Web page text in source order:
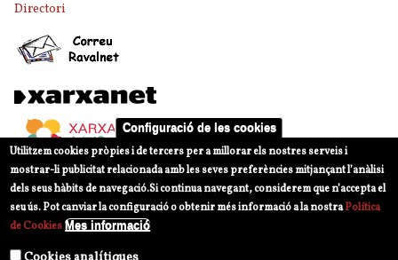
Directori
Configuració de les cookies
Utilitzem cookies pròpies i de tercers per a millorar els nostres serveis i
mostrar-li publicitat relacionada amb les seves preferències mitjançant l’anàlisi
dels seus hàbits de navegació.Si continua navegant, considerem que n’accepta el
seu ús. Pot canviar la configuració o obtenir més informació a la nostraPolítica
de Cookies Mes informació